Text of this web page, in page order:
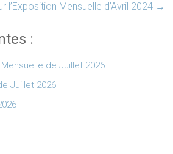
l’Exposition Mensuelle d’Avril 2024 →
:
de Juillet 2026
Juillet 2026